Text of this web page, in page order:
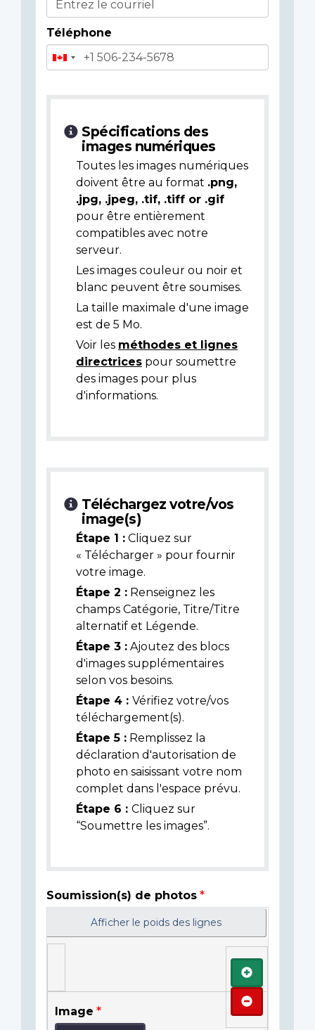
Téléphone
Spécifications des
images numériques
Toutes les images numériques
doivent être au format .png,
.jpg, .jpeg, .tif, .tiff or .gif
pour être entièrement
compatibles avec notre
serveur.
Les images couleur ou noir et
blanc peuvent être soumises.
La taille maximale d'une image
est de 5 Mo.
Voir les méthodes et lignes
directrices pour soumettre
des images pour plus
d'informations.
Téléchargez votre/vos
image(s)
Étape 1 : Cliquez sur
« Télécharger » pour fournir
votre image.
Étape 2 : Renseignez les
champs Catégorie, Titre/Titre
alternatif et Légende.
Étape 3 : Ajoutez des blocs
d'images supplémentaires
selon vos besoins.
Étape 4 : Vérifiez votre/vos
téléchargement(s).
Étape 5 : Remplissez la
déclaration d'autorisation de
photo en saisissant votre nom
complet dans l'espace prévu.
Étape 6 : Cliquez sur
“Soumettre les images”.
Soumission(s) de photos
Afficher le poids des lignes
Image
Ajouter
Retirer